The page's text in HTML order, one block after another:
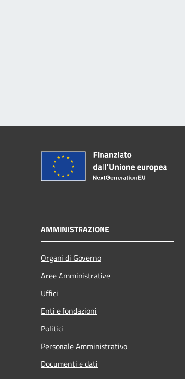
AMMINISTRAZIONE
Organi di Governo
Aree Amministrative
Uffici
Enti e fondazioni
Politici
Personale Amministrativo
Documenti e dati